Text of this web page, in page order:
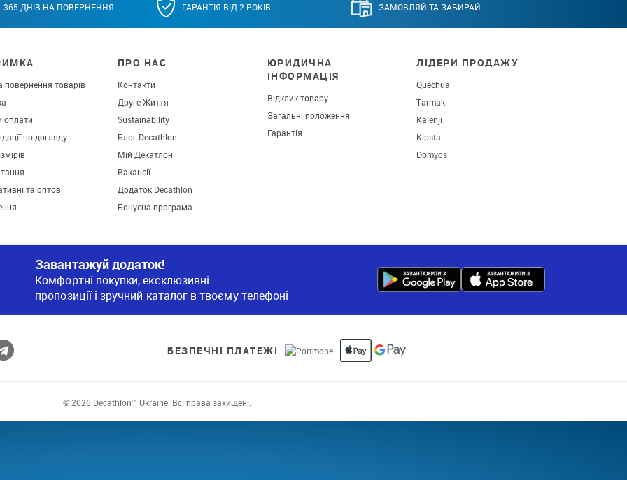
365 ДНІВ НА ПОВЕРНЕННЯ ГАРАНТІЯ ВІД 2 РОКІВ ЗАМОВЛЯЙ ТА ЗАБИРАЙ
повернення товарів
оплати
по догляду
та оптові
ПРО НАС
Контакти
Друге Життя
Sustainability
Блог Decathlon
Мій Декатлон
Вакансії
Додаток Decathlon
Бонусна програма
ЮРИДИЧНА
ІНФОРМАЦІЯ
Відклик товару
Загальні положення
Гарантія
ЛІДЕРИ ПРОДАЖУ
Quechua
Tarmak
Kalenji
Kipsta
Domyos
Завантажуй додаток!
Комфортні покупки, ексклюзивні
пропозиції і зручний каталог в твоєму телефоні
БЕЗПЕЧНІ ПЛАТЕЖІ
© 2026 Decathlon™ Ukraine. Всі права захищені.